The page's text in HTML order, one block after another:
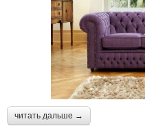
читать дальше →